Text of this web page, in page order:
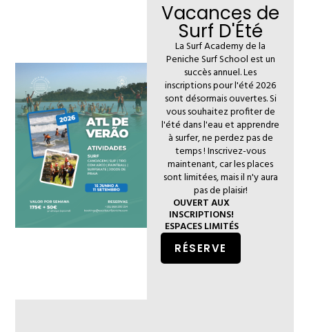
Vacances de
Surf D'Été
La Surf Academy de la
Peniche Surf School est un
succès annuel. Les
inscriptions pour l'été 2026
sont désormais ouvertes. Si
vous souhaitez profiter de
l'été dans l'eau et apprendre
à surfer, ne perdez pas de
temps ! Inscrivez-vous
maintenant, car les places
sont limitées, mais il n'y aura
pas de plaisir!
OUVERT AUX
INSCRIPTIONS!
ESPACES LIMITÉS
RÉSERVE